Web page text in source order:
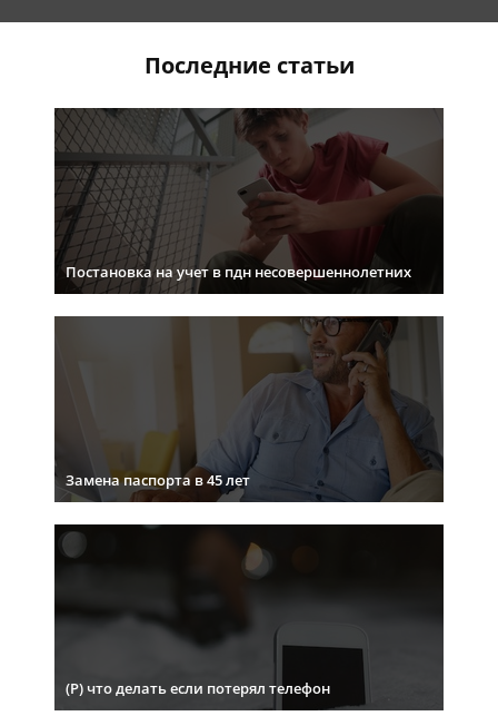
Последние статьи
Постановка на учет в пдн несовершеннолетних
Замена паспорта в 45 лет
(Р) что делать если потерял телефон